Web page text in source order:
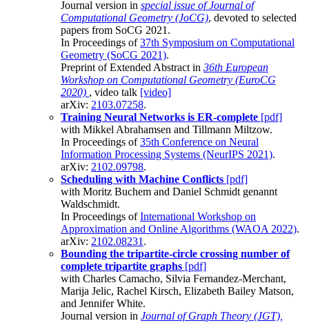
Journal version in special issue of Journal of
Computational Geometry (JoCG), devoted to selected
papers from SoCG 2021.
In Proceedings of37th Symposium on Computational
Geometry (SoCG 2021).
Preprint of Extended Abstract in 36th European
Workshop on Computational Geometry (EuroCG
2020) , video talk [video]
arXiv: 2103.07258.
Training Neural Networks is ER-complete [pdf]
with Mikkel Abrahamsen and Tillmann Miltzow.
In Proceedings of35th Conference on Neural
Information Processing Systems (NeurIPS 2021).
arXiv: 2102.09798.
Scheduling with Machine Conflicts [pdf]
with Moritz Buchem and Daniel Schmidt genannt
Waldschmidt.
In Proceedings ofInternational Workshop on
Approximation and Online Algorithms (WAOA 2022).
arXiv: 2102.08231 .
Bounding the tripartite-circle crossing number of
complete tripartite graphs [pdf]
with Charles Camacho, Silvia Fernandez-Merchant,
Marija Jelic, Rachel Kirsch, Elizabeth Bailey Matson,
and Jennifer White.
Journal version in Journal of Graph Theory (JGT),